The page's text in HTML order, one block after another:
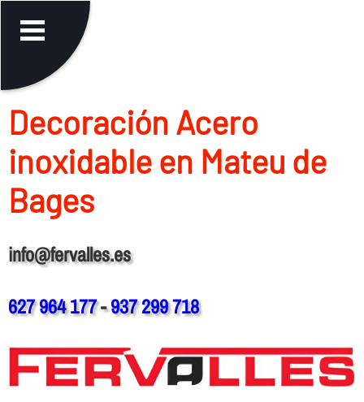
Decoración Acero
inoxidable en Mateu de
Bages
info@fervalles.es
627 964 177-937 299 718